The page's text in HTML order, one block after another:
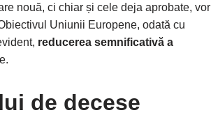
nouă, ci chiar și cele deja aprobate, vor
Uniunii Europene, odată cu
reducerea semnificativă a
de decese